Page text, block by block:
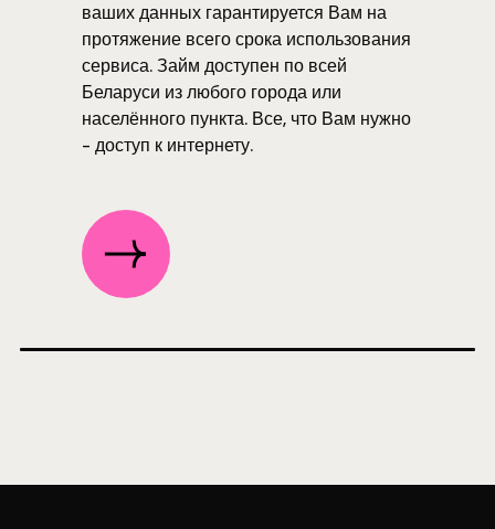
ваших данных гарантируется Вам на
протяжение всего срока использования
сервиса. Займ доступен по всей
Беларуси из любого города или
населённого пункта. Все, что Вам нужно
- доступ к интернету.